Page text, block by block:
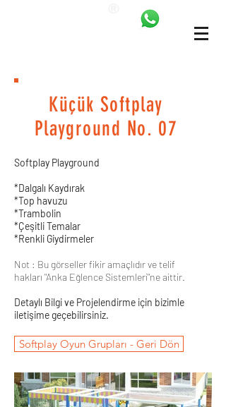
Küçük Softplay
Playground No. 07
Softplay Playground
*Dalgalı Kaydırak
*Top havuzu
*Trambolin
*Çeşitli Temalar
*Renkli Giydirmeler
Not : Bu görseller fikir amaçlıdır ve telif
hakları "Anka Eğlence Sistemleri"ne aittir.
Detaylı Bilgi ve Projelendirme için bizimle
iletişime geçebilirsiniz.
Softplay Oyun Grupları - Geri Dön